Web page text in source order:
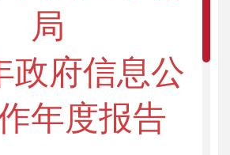
局
政府信息公
年度报告